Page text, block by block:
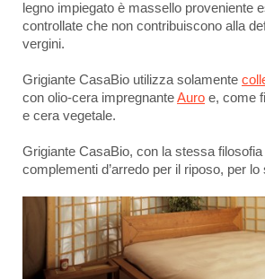
legno impiegato è massello proveniente
controllate che non contribuiscono alla
vergini.
Grigiante CasaBio utilizza solamente
con olio-cera impregnanteAuro e, come
e cera vegetale.
Grigiante CasaBio, con la stessa
complementi d’arredo per il riposo, per lo